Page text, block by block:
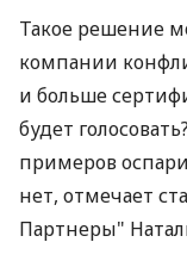
Такое решение
компании
и больше
будет
примеров
нет, отмечает
Партнеры"